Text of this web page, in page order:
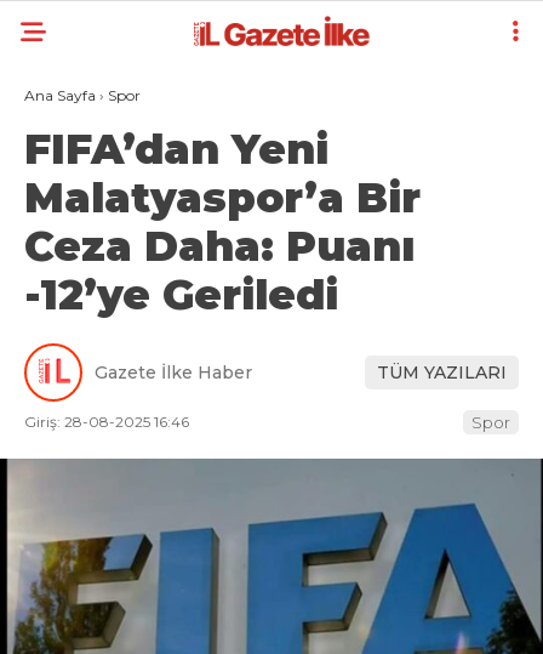
Ana Sayfa › Spor
FIFA’dan Yeni
Malatyaspor’a Bir
Ceza Daha: Puanı
-12’ye Geriledi
Gazete İlke Haber TÜM YAZILARI
Giriş: 28-08-2025 16:46 Spor